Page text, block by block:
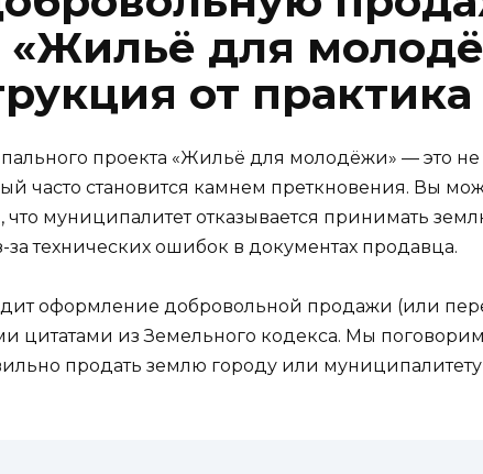
«Жильё для
от практика
проекта «Жильё для молодёжи» — это
часто становится камнем преткновения. Вы
что муниципалитет отказывается принимать
технических ошибок в документах продавца.
оформление добровольной продажи (или
цитатами из Земельного кодекса. Мы
продать землю городу или муниципалитету